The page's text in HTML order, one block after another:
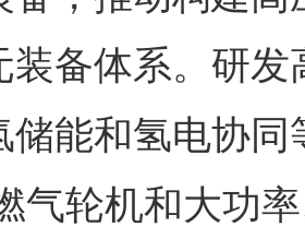
装备体系。研
储能和氢电协
气轮机和大功